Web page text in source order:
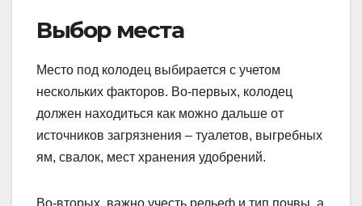
Выбор места
Место под колодец выбирается с учетом
нескольких факторов. Во-первых, колодец
должен находиться как можно дальше от
источников загрязнения – туалетов, выгребных
ям, свалок, мест хранения удобрений.
Во-вторых, важно учесть рельеф и тип почвы, а